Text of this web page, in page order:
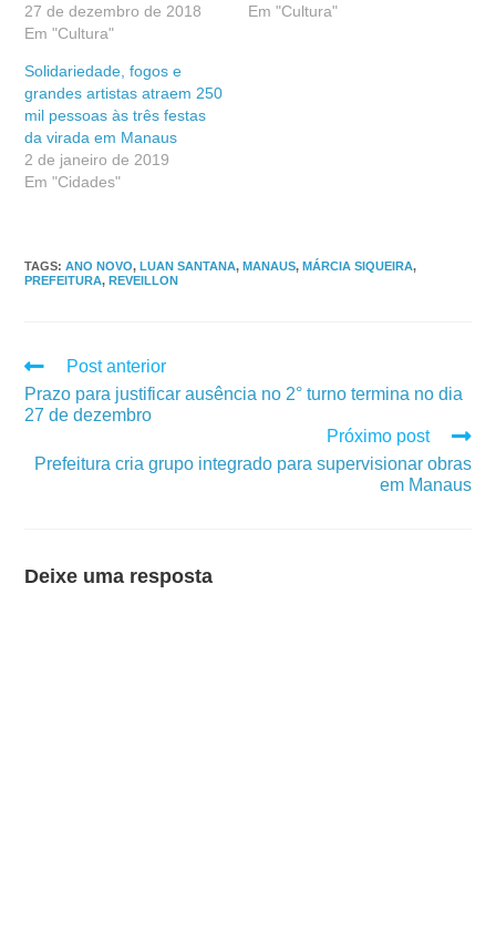
27 de dezembro de 2018
Em "Cultura"
Em "Cultura"
Solidariedade, fogos e
grandes artistas atraem 250
mil pessoas às três festas
da virada em Manaus
2 de janeiro de 2019
Em "Cidades"
TAGS:ANO NOVO, LUAN SANTANA, MANAUS, MÁRCIA SIQUEIRA,
PREFEITURA, REVEILLON
Post anterior
Prazo para justificar ausência no 2° turno termina no dia
27 de dezembro
Próximo post
Prefeitura cria grupo integrado para supervisionar obras
em Manaus
Deixe uma resposta